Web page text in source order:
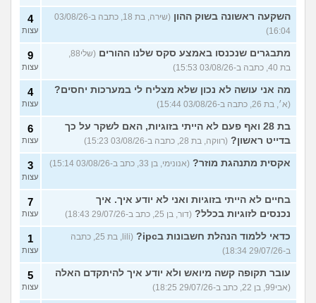
השקעה ראשונה בשוק ההון
(שירה, בת 18, כתבה ב-03/08/26
16:04)
4
עצות
מתבגרים שנכנסו באמצע סקס שלנו ההורים
(שלי88,
בת 40, כתבה ב-03/08/26 15:53)
9
עצות
מה אני עושה לא נכון שלא מצליח לי במערכות יחסים?
(א׳, בת 26, כתבה ב-03/08/26 15:44)
4
עצות
בת 28 ואף פעם לא הייתי בזוגיות, האם לשקר על כך
בדייט ראשון? (רווקה, בת 28, כתבה ב-03/08/26 15:23)
6
עצות
אקסית מתנהגת מוזר? (אנונימי, בן 33, כתב ב-03/08/26 15:14) 3
עצות
בחיים לא הייתי בזוגיות ואני לא יודע איך. איך
נכנסים לזוגיות בכלל? (דור, בן 25, כתב ב-29/07/26 18:43)
7
עצות
כדאי ללמוד הנהלת חשבונות בipc?
(lili, בת 25, כתבה
ב-29/07/26 18:34)
1
עצות
עובר תקופה קשה מיואש ולא יודע איך להיתקדם האלה
(אבי99, בן 22, כתב ב-29/07/26 18:25)
5
עצות